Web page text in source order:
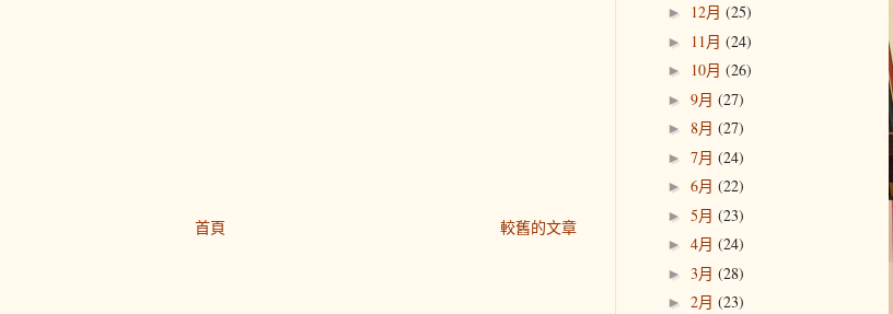
較舊的文章
首頁
► 12月 (25)
► 11月 (24)
► 10月 (26)
► 9月 (27)
► 8月 (27)
► 7月 (24)
► 6月 (22)
► 5月 (23)
► 4月 (24)
► 3月 (28)
► 2月 (23)